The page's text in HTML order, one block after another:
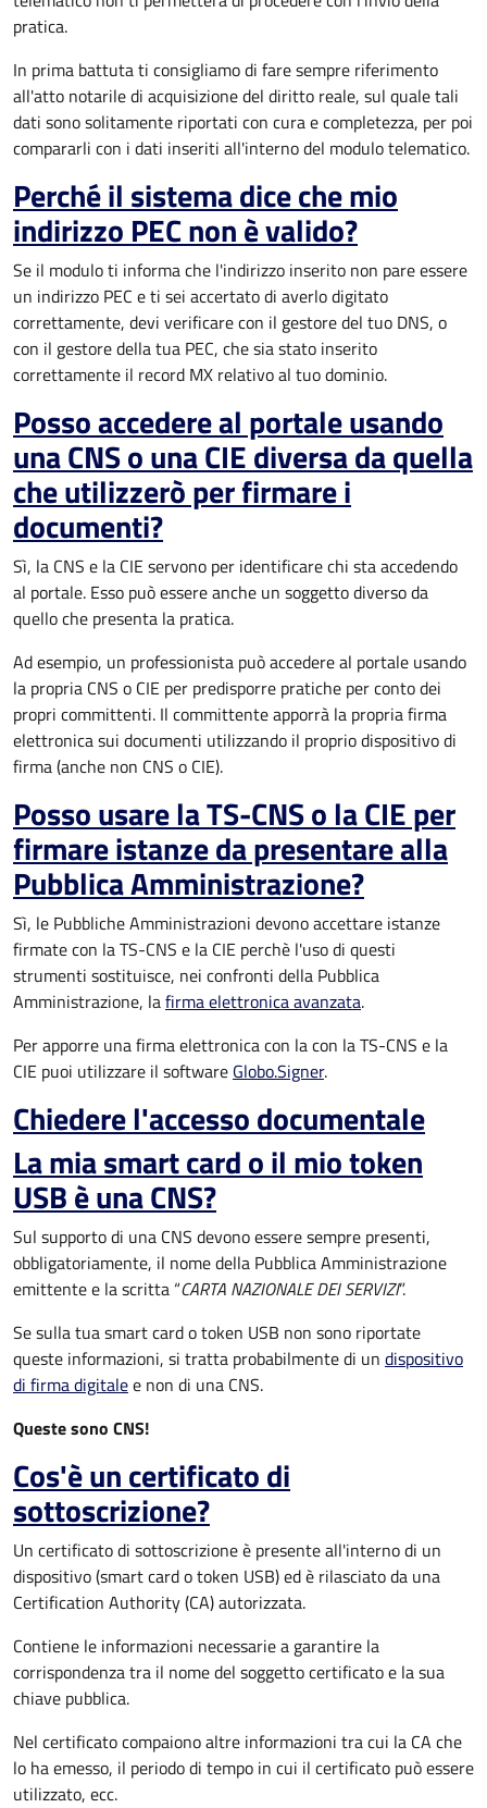
pratica.
In prima battuta ti consigliamo di fare sempre riferimento
all'atto notarile di acquisizione del diritto reale, sul quale tali
dati sono solitamente riportati con cura e completezza, per poi
compararli con i dati inseriti all'interno del modulo telematico.
Perché il sistema dice che mio
indirizzo PEC non è valido?
Se il modulo ti informa che l'indirizzo inserito non pare essere
un indirizzo PEC e ti sei accertato di averlo digitato
correttamente, devi verificare con il gestore del tuo DNS, o
con il gestore della tua PEC, che sia stato inserito
correttamente il record MX relativo al tuo dominio.
Posso accedere al portale usando
una CNS o una CIE diversa da quella
che utilizzerò per firmare i
documenti?
Sì, la CNS e la CIE servono per identificare chi sta accedendo
al portale. Esso può essere anche un soggetto diverso da
quello che presenta la pratica.
Ad esempio, un professionista può accedere al portale usando
la propria CNS o CIE per predisporre pratiche per conto dei
propri committenti. Il committente apporrà la propria firma
elettronica sui documenti utilizzando il proprio dispositivo di
firma (anche non CNS o CIE).
Posso usare la TS-CNS o la CIE per
firmare istanze da presentare alla
Pubblica Amministrazione?
Sì, le Pubbliche Amministrazioni devono accettare istanze
firmate con la TS-CNS e la CIE perchè l'uso di questi
strumenti sostituisce, nei confronti della Pubblica
Amministrazione, lafirma elettronica avanzata.
Per apporre una firma elettronica con la con la TS-CNS e la
CIE puoi utilizzare il software Globo.Signer.
Chiedere l'accesso documentale
La mia smart card o il mio token
USB è una CNS?
Sul supporto di una CNS devono essere sempre presenti,
obbligatoriamente, il nome della Pubblica Amministrazione
emittente e la scritta “CARTA NAZIONALE DEI SERVIZI”.
Se sulla tua smart card o token USB non sono riportate
queste informazioni, si tratta probabilmente di un dispositivo
di firma digitalee non di una CNS.
Queste sono CNS!
Cos'è un certificato di
sottoscrizione?
Un certificato di sottoscrizione è presente all'interno di un
dispositivo (smart card o token USB) ed è rilasciato da una
Certification Authority (CA) autorizzata.
Contiene le informazioni necessarie a garantire la
corrispondenza tra il nome del soggetto certificato e la sua
chiave pubblica.
Nel certificato compaiono altre informazioni tra cui la CA che
lo ha emesso, il periodo di tempo in cui il certificato può essere
utilizzato, ecc.